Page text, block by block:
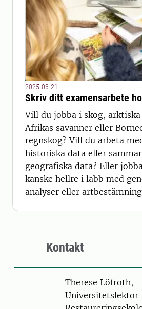
2025-03-21
Skriv ditt examensarbete
Vill du jobba i skog,
Afrikas savanner eller
regnskog? Vill du arbeta
historiska data eller
geografiska data? Eller
kanske hellre i labb med
analyser eller
Kontakt
PersonTherese Löfroth,
Universitetslektor